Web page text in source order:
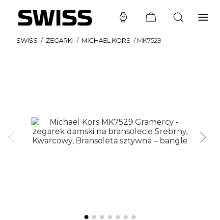
SWISS / ZEGARKI / MICHAEL KORS /MK7529